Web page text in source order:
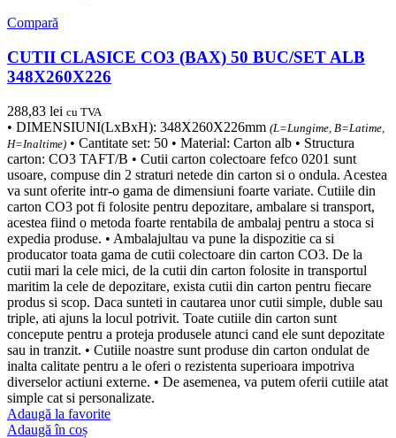
Compară
CUTII CLASICE CO3 (BAX) 50 BUC/SET ALB
348X260X226
288,83 lei cu TVA
• DIMENSIUNI(LxBxH): 348X260X226mm (L=Lungime, B=Latime,
H=Inaltime) • Cantitate set: 50 • Material: Carton alb • Structura
carton: CO3 TAFT/B • Cutii carton colectoare fefco 0201 sunt
usoare, compuse din 2 straturi netede din carton si o ondula. Acestea
va sunt oferite intr-o gama de dimensiuni foarte variate. Cutiile din
carton CO3 pot fi folosite pentru depozitare, ambalare si transport,
acestea fiind o metoda foarte rentabila de ambalaj pentru a stoca si
expedia produse. • Ambalajultau va pune la dispozitie ca si
producator toata gama de cutii colectoare din carton CO3. De la
cutii mari la cele mici, de la cutii din carton folosite in transportul
maritim la cele de depozitare, exista cutii din carton pentru fiecare
produs si scop. Daca sunteti in cautarea unor cutii simple, duble sau
triple, ati ajuns la locul potrivit. Toate cutiile din carton sunt
concepute pentru a proteja produsele atunci cand ele sunt depozitate
sau in tranzit. • Cutiile noastre sunt produse din carton ondulat de
inalta calitate pentru a le oferi o rezistenta superioara impotriva
diverselor actiuni externe. • De asemenea, va putem oferii cutiile atat
simple cat si personalizate.
Adaugă la favorite
Adaugă în coș